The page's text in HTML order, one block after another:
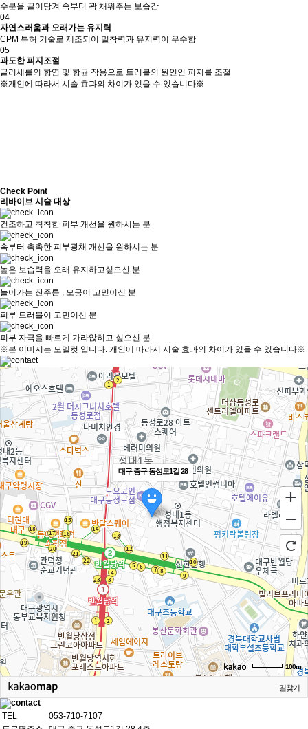
수분을 끌어당겨 속부터 꽉 채워주는 보습감
04
자연스러움과 오래가는 유지력
CPM 특허 기술로 제조되어 밀착력과 유지력이 우수함
05
과도한 피지조절
글리세롤의 항염 및 항균 작용으로 트러블의 원인인 피지를 조절
※개인에 따라서 시술 효과의 차이가 있을 수 있습니다※
Check Point
리바이브 시술 대상
건조하고 칙칙한 피부 개선을 원하시는 분
속부터 촉촉한 피부광채 개선을 원하시는 분
높은 보습력을 오래 유지하고싶으신 분
늘어가는 잔주름 , 모공이 고민이신 분
피부 트러블이 고민이신 분
피부 자극을 빠르게 가라앉히고 싶으신 분
※본 이미지는 모델컷 입니다. 개인에 따라서 시술 효과의 차이가 있을 수 있습니다※
대구 중구 동성로1길 28
100m
길찾기
TEL
053-710-7107